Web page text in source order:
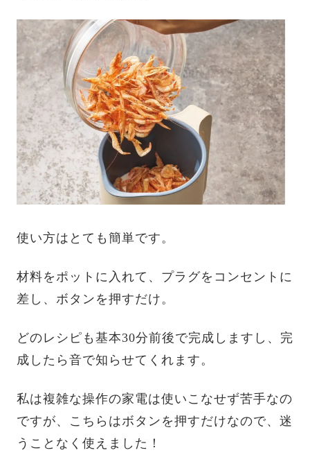
使い方はとても簡単です。
材料をポットに入れて、プラグをコンセントに
差し、ボタンを押すだけ。
どのレシピも基本30分前後で完成しますし、完
成したら音で知らせてくれます。
私は複雑な操作の家電は使いこなせず苦手なの
ですが、こちらはボタンを押すだけなので、迷
うことなく使えました！